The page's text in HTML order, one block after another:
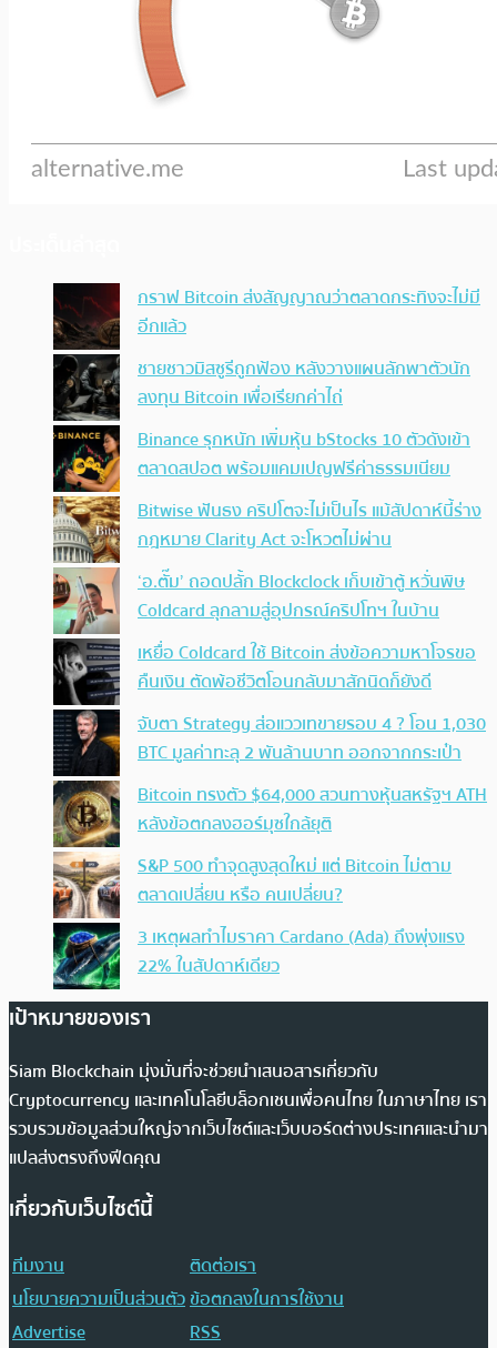
กราฟ Bitcoin ส่งสัญญาณว่าตลาดกระทิงจะไม่มี
อีกแล้ว
ชายชาวมิสซูรีถูกฟ้อง หลังวางแผนลักพาตัวนัก
ลงทุน Bitcoin เพื่อเรียกค่าไถ่
Binance รุกหนัก เพิ่มหุ้น bStocks 10 ตัวดังเข้า
ตลาดสปอต พร้อมแคมเปญฟรีค่าธรรมเนียม
Bitwise ฟันธง คริปโตจะไม่เป็นไร แม้สัปดาห์นี้ร่าง
กฎหมาย Clarity Act จะโหวตไม่ผ่าน
‘อ.ตั๊ม’ ถอดปลั้ก Blockclock เก็บเข้าตู้ หวั่นพิษ
Coldcard ลุกลามสู่อุปกรณ์คริปโทฯ ในบ้าน
เหยื่อ Coldcard ใช้ Bitcoin ส่งข้อความหาโจรขอ
คืนเงิน ตัดพ้อชีวิตโอนกลับมาสักนิดก็ยังดี
จับตา Strategy ส่อแววเทขายรอบ 4 ? โอน 1,030
BTC มูลค่าทะลุ 2 พันล้านบาท ออกจากกระเป๋า
Bitcoin ทรงตัว $64,000 สวนทางหุ้นสหรัฐฯ ATH
หลังข้อตกลงฮอร์มุซใกล้ยุติ
S&P 500 ทำจุดสูงสุดใหม่ แต่ Bitcoin ไม่ตาม
ตลาดเปลี่ยน หรือ คนเปลี่ยน?
3 เหตุผลทำไมราคา Cardano (Ada) ถึงพุ่งแรง
22% ในสัปดาห์เดียว
เป้าหมายของเรา
Siam Blockchain มุ่งมั่นที่จะช่วยนำเสนอสารเกี่ยวกับ
Cryptocurrency และเทคโนโลยีบล็อกเชนเพื่อคนไทย ในภาษาไทย เรา
รวบรวมข้อมูลส่วนใหญ่จากเว็บไซต์และเว็บบอร์ดต่างประเทศและนำมา
แปลส่งตรงถึงฟีดคุณ
เกี่ยวกับเว็บไซต์นี้
ทีมงาน
ติดต่อเรา
นโยบายความเป็นส่วนตัวข้อตกลงในการใช้งาน
Advertise
RSS